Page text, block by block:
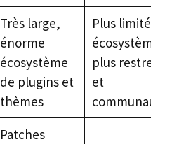
Très large,
énorme
écosystème
de plugins et
thèmes
Plus limitée,
écosystème
plus restreint
et
Patches